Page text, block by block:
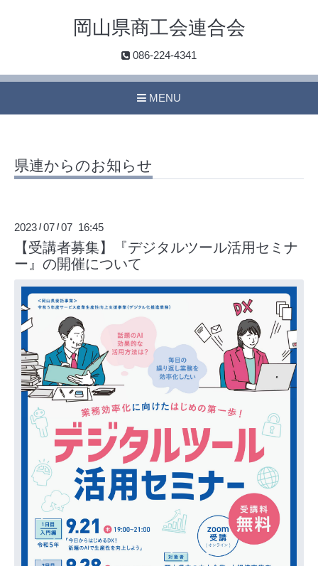
岡山県商工会連合会
086-224-4341
MENU
県連からのお知らせ
2023 /07 /07 16:45
【受講者募集】『デジタルツール活用セミナ
ー』の開催について